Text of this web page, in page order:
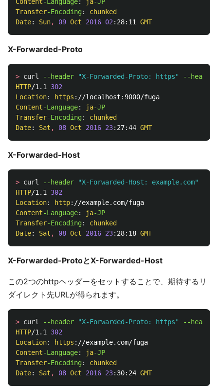
Transfer-Encoding: chunked
Date: Sun, 09 Oct 2016 02 :28:11 GMT
X-Forwarded-Proto
> curl --header "X-Forwarded-Proto: https" --head
HTTP/1.1 302
Location: https
Content-Language: ja
Transfer-Encoding: chunked
Date: Sat , 08 Oct 2016 23:27:44 GMT
X-Forwarded-Host
> curl --header "X-Forwarded-Host: example.com"
HTTP/1.1 302
Location: http
Content-Language: ja
Transfer-Encoding: chunked
Date: Sat , 08 Oct 2016 23:28:18 GMT
X-Forwarded-ProtoとX-Forwarded-Host
この2つのhttpヘッダーをセットすることで、期待するリ
ダイレクト先URLが得られます。
> curl --header "X-Forwarded-Proto: https"
--header
HTTP/1.1 302
Location: https
Content-Language: ja
Transfer-Encoding: chunked
Date: Sat , 08 Oct 2016 23:30:24 GMT